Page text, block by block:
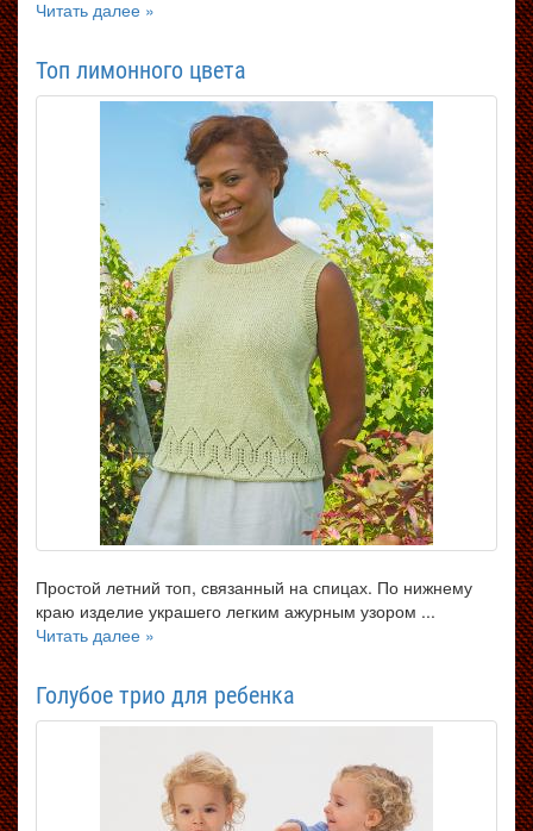
Читать далее »
Топ лимонного цвета
Простой летний топ, связанный на спицах. По нижнему
краю изделие украшего легким ажурным узором ...
Читать далее »
Голубое трио для ребенка